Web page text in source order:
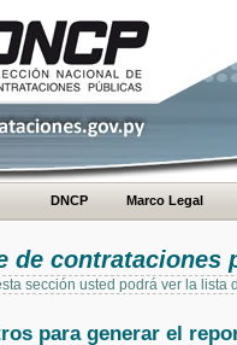
DNCP Marco Legal
de contrataciones
sección usted podrá ver la
para generar el